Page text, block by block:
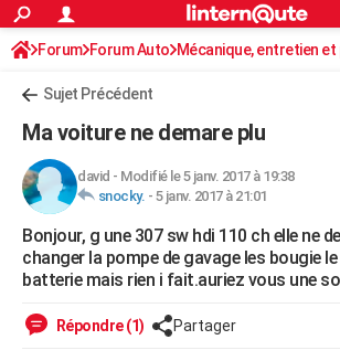
ACTUALITÉS
Politique
Société
Faits Divers
Education
Monde
Villes
+
FINANCE
Retraite
Impôts
Epargne
Immobilier
Risques naturels par ville
Banque
Assurance
Crédit
AUTO
Essais
Réserver un essai
Citadines
Berlines
SUV
Forum auto
+HIGH-TECH
Mobiles
Meilleur smartphone
Internet
Ordinateurs
Jeux vidéo
Guide high-tech
+
Forum
Aménagement intérieur
Extérieur
Cuisine
Salle de bains
Jardinage
Rangement
WEEK-END
S'inscrire
Connexion
Forum Forum Auto Mécanique, entretien et
Sujet Précédent
Ma voiture ne demare plu
david - Modifié le 5 janv. 2017 à 19:38
snocky. - 5 janv. 2017 à 21:01
Bonjour, g une 307 sw hdi 110 ch elle ne
changer la pompe de gavage les bougie
batterie mais rien i fait.auriez vous une
Répondre (1) Partager